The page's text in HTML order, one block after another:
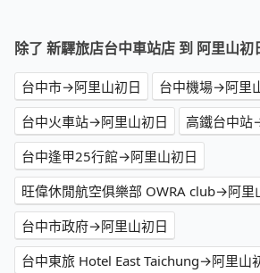
除了 新驛旅店台中車站店 到 阿里山
台中市→阿里山初日
台中機場→阿里
台中火車站→阿里山初日
高鐵台中站
台中逢甲25行館→阿里山初日
旺偉休閒航空俱樂部 OWRA club→阿里
台中市政府→阿里山初日
台中東旅 Hotel East Taichung→阿里山